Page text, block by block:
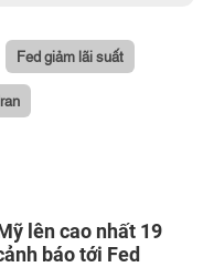
Fed giảm lãi suất
lên cao nhất 19
báo tới Fed